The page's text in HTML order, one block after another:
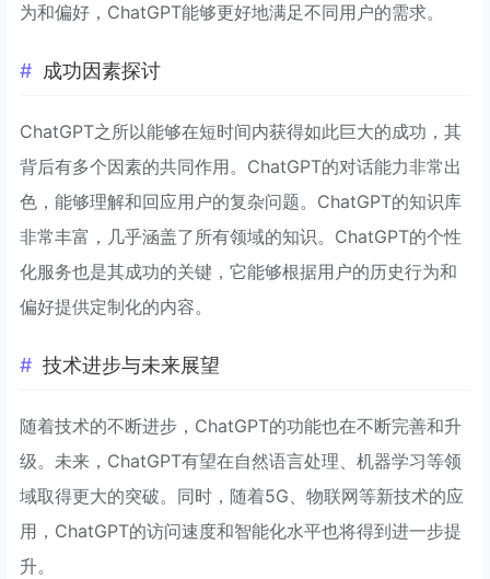
为和偏好，ChatGPT能够更好地满足不同用户的需求。
成功因素探讨
ChatGPT之所以能够在短时间内获得如此巨大的成功，其
背后有多个因素的共同作用。ChatGPT的对话能力非常出
色，能够理解和回应用户的复杂问题。ChatGPT的知识库
非常丰富，几乎涵盖了所有领域的知识。ChatGPT的个性
化服务也是其成功的关键，它能够根据用户的历史行为和
偏好提供定制化的内容。
技术进步与未来展望
随着技术的不断进步，ChatGPT的功能也在不断完善和升
级。未来，ChatGPT有望在自然语言处理、机器学习等领
域取得更大的突破。同时，随着5G、物联网等新技术的应
用，ChatGPT的访问速度和智能化水平也将得到进一步提
升。